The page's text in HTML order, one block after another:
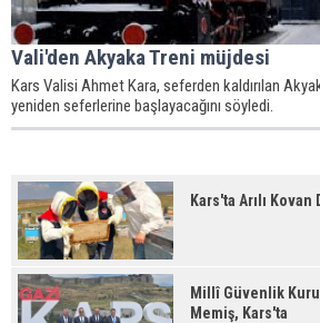
Vali'den Akyaka Treni müjdesi
Kars Valisi Ahmet Kara, seferden kaldırılan
yeniden seferlerine başlayacağını söyledi.
Kars'ta Arılı
Millî Güvenlik
Memiş, Kars'ta